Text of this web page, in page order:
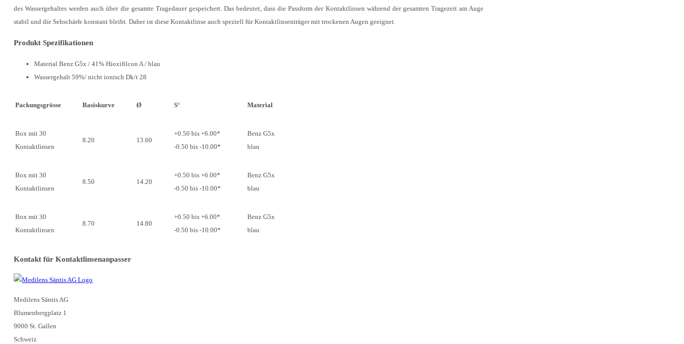
des Wassergehaltes werden auch über die gesamte Tragedauer gespeichert. Das bedeutet, dass die Passform der Kontaktlinsen während der gesamten Tragezeit am Auge
stabil und die Sehschärfe konstant bleibt. Daher ist diese Kontaktlinse auch speziell für Kontaktlinsenträger mit trockenen Augen geeignet.
Produkt Spezifikationen
Material Benz G5x / 41% Hioxifilcon A / blau
Wassergehalt 59%/ nicht ionisch Dk/t 28
Packungsgrösse Basiskurve Ø S‘ Material
Box mit 30
Kontaktlinsen
8.20 13.60
+0.50 bis +6.00*
-0.50 bis -10.00*
Benz G5x
blau
Box mit 30
Kontaktlinsen
8.50 14.20
+0.50 bis +6.00*
-0.50 bis -10.00*
Benz G5x
blau
Box mit 30
Kontaktlinsen
8.70 14.80
+0.50 bis +6.00*
-0.50 bis -10.00*
Benz G5x
blau
Kontakt für Kontaktlinsenanpasser
Medilens Säntis AG
Blumenbergplatz 1
9000 St. Gallen
Schweiz